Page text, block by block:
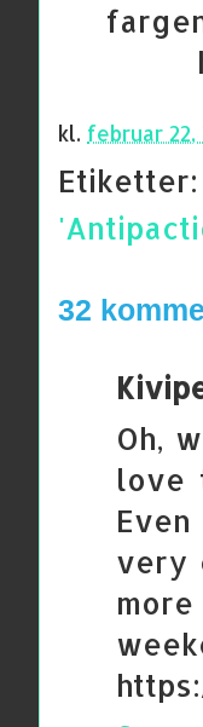
kl. februar 22,
Etiketter:
32
Oh,
love
very